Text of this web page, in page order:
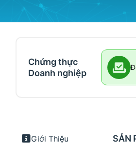
Chứng thực
Doanh nghiệp
Giới Thiệu SẢN